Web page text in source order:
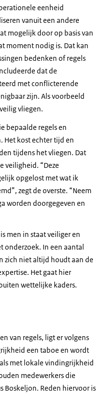
eenheid
vanuit een andere
mogelijk door op basis van
moment nodig is. Dat kan
bedenken of regels
dat de
met conflicterende
zijn. Als voorbeeld
vliegen.
bepaalde regels en
Het kost echter tijd en
tijdens het vliegen. Dat
veiligheid. “Deze
opgelost met wat ik
zegt de overste. “Neem
worden doorgegeven en
men in staat veiliger en
In een aantal
zich niet altijd houdt aan de
Het gaat hier
wettelijke kaders.
van regels, ligt er volgens
een taboe en wordt
met lokale vindingrijkheid
medewerkers die
Boskeljon. Reden hiervoor is